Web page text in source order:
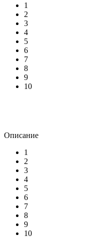
1
2
3
4
5
6
7
8
9
10
Описание
1
2
3
4
5
6
7
8
9
10